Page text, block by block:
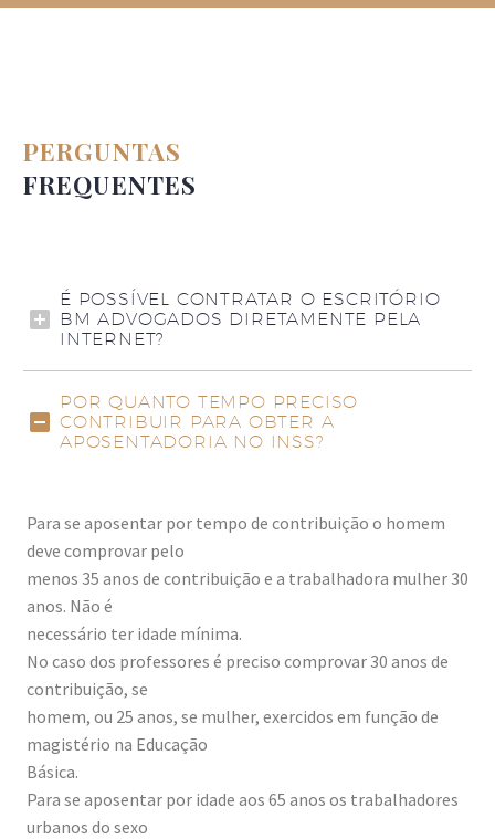
PERGUNTAS
FREQUENTES
É POSSÍVEL CONTRATAR O ESCRITÓRIO
BM ADVOGADOS DIRETAMENTE PELA
INTERNET?
POR QUANTO TEMPO PRECISO
CONTRIBUIR PARA OBTER A
APOSENTADORIA NO INSS?
Para se aposentar por tempo de contribuição o homem
deve comprovar pelo
menos 35 anos de contribuição e a trabalhadora mulher 30
anos. Não é
necessário ter idade mínima.
No caso dos professores é preciso comprovar 30 anos de
contribuição, se
homem, ou 25 anos, se mulher, exercidos em função de
magistério na Educação
Básica.
Para se aposentar por idade aos 65 anos os trabalhadores
urbanos do sexo